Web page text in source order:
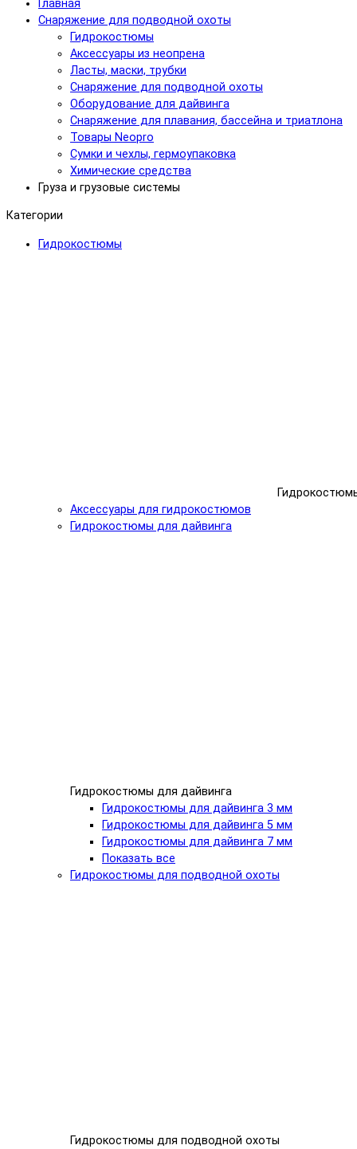
Главная
Снаряжение для подводной охоты
Гидрокостюмы
Аксессуары из неопрена
Ласты, маски, трубки
Снаряжение для подводной охоты
Оборудование для дайвинга
Снаряжение для плавания, бассейна и триатлона
Товары Neopro
Сумки и чехлы, гермоупаковка
Химические средства
Груза и грузовые системы
Категории
Гидрокостюмы
Аксессуары для гидрокостюмов
Гидрокостюмы для дайвинга
Гидрокостюмы для дайвинга
Гидрокостюмы для дайвинга 3 мм
Гидрокостюмы для дайвинга 5 мм
Гидрокостюмы для дайвинга 7 мм
Показать все
Гидрокостюмы для подводной охоты
Гидрокостюмы для подводной охоты